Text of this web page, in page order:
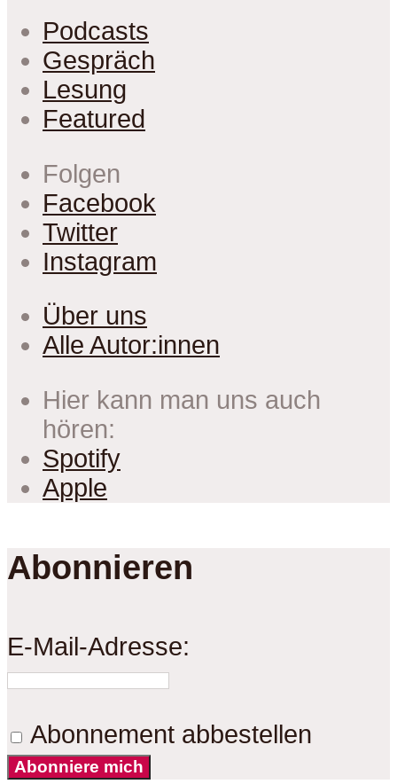
Podcasts
Gespräch
Lesung
Featured
Folgen
Facebook
Twitter
Instagram
Über uns
Alle Autor:innen
Hier kann man uns auch
hören:
Spotify
Apple
Abonnieren
E-Mail-Adresse:
Abonnement abbestellen
Abonniere mich